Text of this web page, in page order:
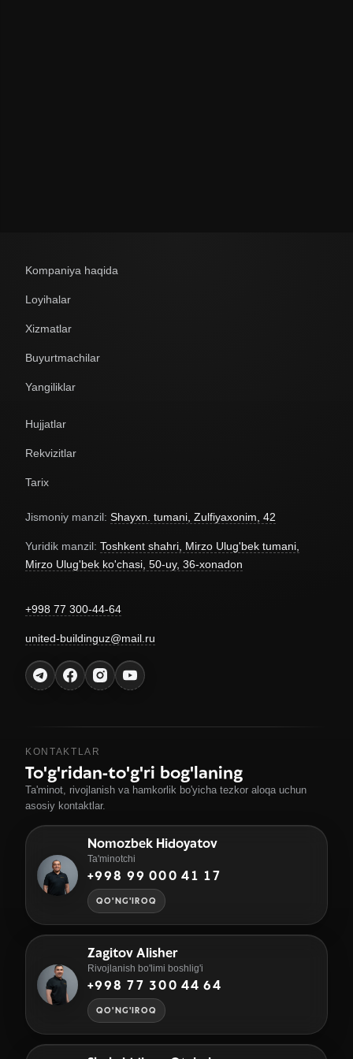
Kompaniya haqida
Loyihalar
Xizmatlar
Buyurtmachilar
Yangiliklar
Hujjatlar
Rekvizitlar
Tarix
Jismoniy manzil: Shayxn. tumani, Zulfiyaxonim, 42
Yuridik manzil: Toshkent shahri, Mirzo Ulug'bek tumani,
Mirzo Ulug'bek ko'chasi, 50-uy, 36-xonadon
+998 77 300-44-64
united-buildinguz@mail.ru
KONTAKTLAR
To'g'ridan-to'g'ri bog'laning
Ta'minot, rivojlanish va hamkorlik bo'yicha tezkor aloqa uchun
asosiy kontaktlar.
Nomozbek Hidoyatov
Ta'minotchi
+998 99 000 41 17
QO'NG'IROQ
Zagitov Alisher
Rivojlanish bo'limi boshlig'i
+998 77 300 44 64
QO'NG'IROQ